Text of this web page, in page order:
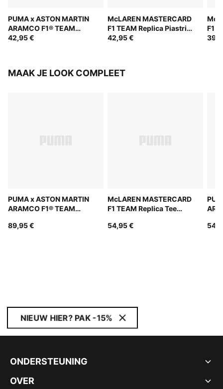
PUMA x ASTON MARTIN
ARAMCO F1® TEAM
REPLICA Alonso
42,95 €
McLAREN MASTERCARD
F1 TEAM Replica Piastri
Baseball Cap Youth
42,95 €
F1
MAAK JE LOOK COMPLEET
PUMA x ASTON MARTIN
ARAMCO F1® TEAM
89,95 €
McLAREN MASTERCARD
F1 TEAM Replica Tee
54,95 €
NIEUW HIER? PAK -15%
ONDERSTEUNING
OVER